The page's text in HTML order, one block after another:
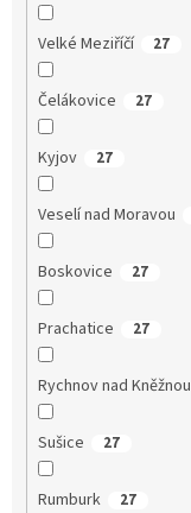
Velké Meziříčí 27
Čelákovice 27
Kyjov 27
Veselí nad Moravou
Boskovice 27
Prachatice 27
Rychnov nad Kněžnou
Sušice 27
Rumburk 27